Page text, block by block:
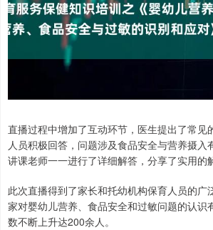
直播过程中增加了互动环节，医生提出了常见
人员积极回答，问题涉及食品安全与营养摄入
讲课老师一一进行了详细解答，分享了实用的
此次直播得到了家长和托幼机构保育人员的广
家对婴幼儿营养、食品安全和过敏问题的认识
数不断上升达200余人。